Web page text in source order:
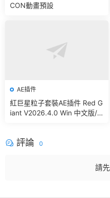
CON動畫預設
AE插件
紅巨星粒子套裝AE插件 Red G
iant V2026.4.0 Win 中文版/
評論 0
請先